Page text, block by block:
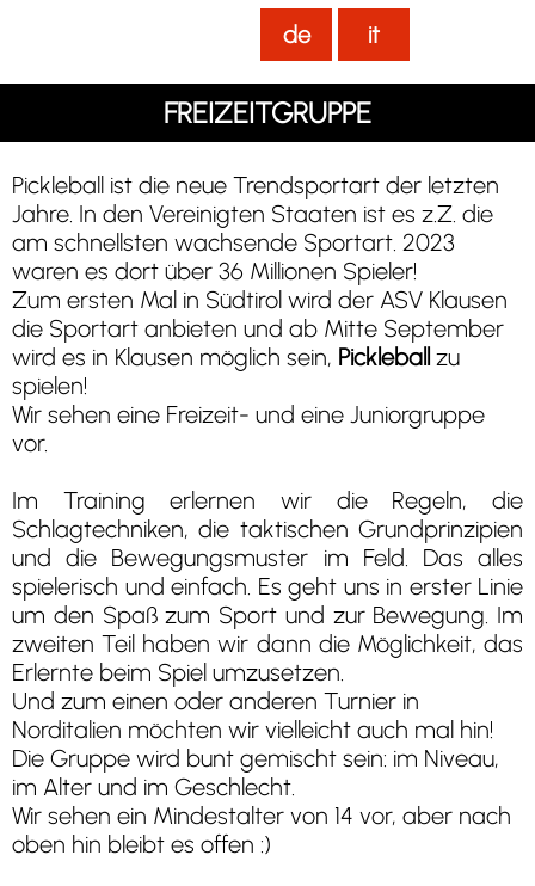
it
de
FREIZEITGRUPPE
Pickleball ist die neue Trendsportart der letzten
Jahre. In den Vereinigten Staaten ist es z.Z. die
am schnellsten wachsende Sportart. 2023
waren es dort über 36 Millionen Spieler!
Zum ersten Mal in Südtirol wird der ASV Klausen
die Sportart anbieten und ab Mitte September
wird es in Klausen möglich sein, Pickleball zu
spielen!
Wir sehen eine Freizeit- und eine Juniorgruppe
vor.
Im Training erlernen wir die Regeln, die
Schlagtechniken, die taktischen Grundprinzipien
und die Bewegungsmuster im Feld. Das alles
spielerisch und einfach. Es geht uns in erster Linie
um den Spaß zum Sport und zur Bewegung. Im
zweiten Teil haben wir dann die Möglichkeit, das
Erlernte beim Spiel umzusetzen.
Und zum einen oder anderen Turnier in
Norditalien möchten wir vielleicht auch mal hin!
Die Gruppe wird bunt gemischt sein: im Niveau,
im Alter und im Geschlecht.
Wir sehen ein Mindestalter von 14 vor, aber nach
oben hin bleibt es offen :)